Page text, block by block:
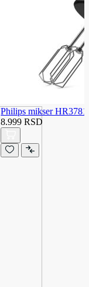
Philips mikser
8.999 RSD